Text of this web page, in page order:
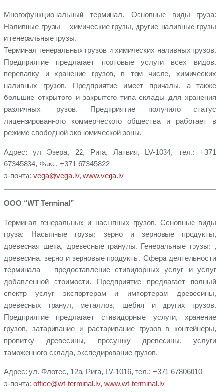
Многофункциональный терминал. Основные виды груза:
Наливные грузы – химические грузы, другие наливные грузы
и генеральные грузы.
Терминал генеральных грузов и химических наливных грузов.
Предприятие предлагает портовые услуги всех видов,
перевалку и хранение грузов, в том числе, химических
наливных грузов. Предприятие имеет причалы, а также
большие открытого и закрытого типа склады для хранения
различных грузов. Предприятие получило статус
лицензированного коммерческого общества и работает в
режиме свободной экономической зоны.
Адрес: ул Эзера, 22, Рига, Латвия, LV-1034, тел.: +371
67345834, Факс: +371 67345822
э-почта: vega@vega.lv, www.vega.lv
ООО “WT Terminal”
Терминал генеральных и насыпных грузов. Основные виды
груза: Насыпные грузы: зерно и зерновые продукты,
древесная щепа, древесные гранулы. Генеральные грузы: ,
древесина, зерно и зерновые продукты. Сфера деятельности
терминала – предоставление стивидорных услуг и услуг
добавленной стоимости. Предприятие предлагает полный
спектр услуг экспортерам и импортерам древесины,
древесных гранул, металлов, щебня и других грузов.
Предприятие предлагает стивидорные услуги, хранение
грузов, затаривание и растаривание грузов в контейнеры,
пропитку древесины, просушку древесины, услуги
таможенного склада, экспедирование грузов.
Адрес: ул. Флотес, 12a, Рига, LV-1016, тел.: +371 67806010
э-почта: office@wt-terminal.lv, www.wt-terminal.lv